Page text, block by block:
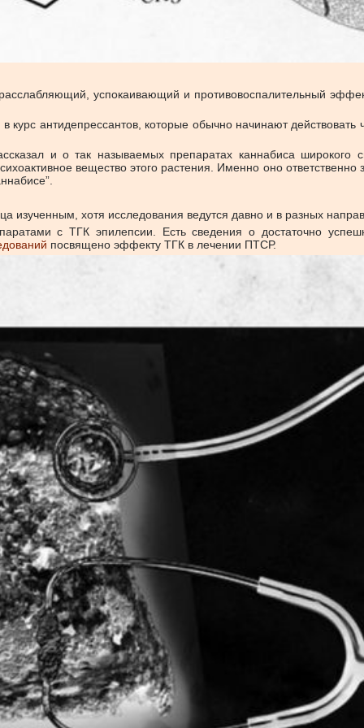
успокаивающий и противовоспалительный
курс антидепрессантов, которые обычно начинают
и о так называемых препаратах каннабиса широкого
вещество этого растения. Именно оно
изученным, хотя исследования ведутся давно и в разных
с ТГК эпилепсии. Есть сведения о достаточно
посвящено эффекту ТГК в лечении ПТСР.